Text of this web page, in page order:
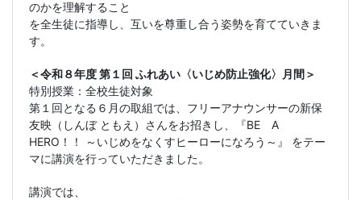
のかを理解すること
を全生徒に指導し、互いを尊重し合う姿勢を育てていきま
す。
＜令和８年度 第１回 ふれあい〈いじめ防止強化〉月間＞
特別授業：全校生徒対象
第１回となる６月の取組では、フリーアナウンサーの新保
友映（しんぼ ともえ）さんをお招きし、『BE
A
HERO ！！ ～いじめをなくすヒーローになろう～』 をテー
マに講演を行っていただきました。
講演では、